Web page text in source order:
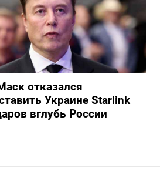
отказался
Украине Starlink
вглубь России